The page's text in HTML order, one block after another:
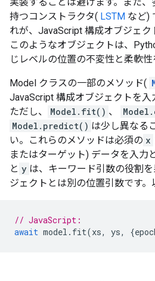
持つコンストラクタ( LSTM など)
れが、JavaScript 構成オブジェク
このようなオブジェクトは、
じレベルの位置の不変性と柔軟性
Model クラスの一部のメソッド(
JavaScript 構成オブジェクトを入
ただし、
Model.fit() 、
Model.predict() は少し異なる
い。これらのメソッドは必須の x
またはターゲット) データを入力
と y は、キーワード引数の役割
ジェクトとは別の位置引数です。
// JavaScript:
await model . fit(xs, ys, {